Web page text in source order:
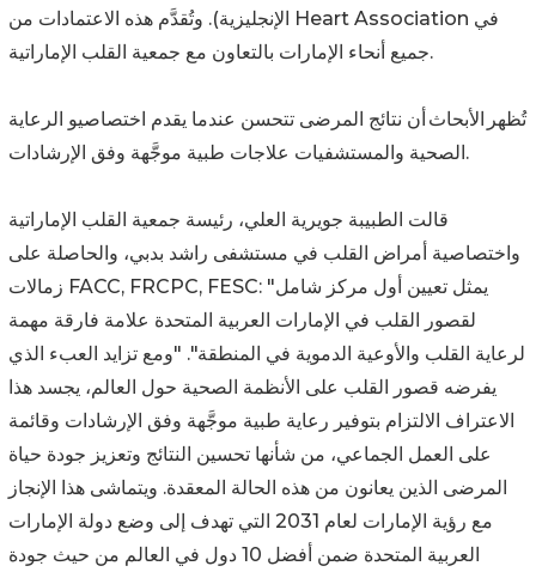
الإنجليزية). وتُقدَّم هذه الاعتمادات من Heart Association في
جميع أنحاء الإمارات بالتعاون مع جمعية القلب الإماراتية.
تُظهر الأبحاث أن نتائج المرضى تتحسن عندما يقدم اختصاصيو الرعاية
الصحية والمستشفيات علاجات طبية موجَّهة وفق الإرشادات.
قالت الطبيبة جويرية العلي، رئيسة جمعية القلب الإماراتية
واختصاصية أمراض القلب في مستشفى راشد بدبي، والحاصلة على
زمالات FACC, FRCPC, FESC: "يمثل تعيين أول مركز شامل
لقصور القلب في الإمارات العربية المتحدة علامة فارقة مهمة
لرعاية القلب والأوعية الدموية في المنطقة". "ومع تزايد العبء الذي
يفرضه قصور القلب على الأنظمة الصحية حول العالم، يجسد هذا
الاعتراف الالتزام بتوفير رعاية طبية موجَّهة وفق الإرشادات وقائمة
على العمل الجماعي، من شأنها تحسين النتائج وتعزيز جودة حياة
المرضى الذين يعانون من هذه الحالة المعقدة. ويتماشى هذا الإنجاز
مع رؤية الإمارات لعام 2031 التي تهدف إلى وضع دولة الإمارات
العربية المتحدة ضمن أفضل 10 دول في العالم من حيث جودة